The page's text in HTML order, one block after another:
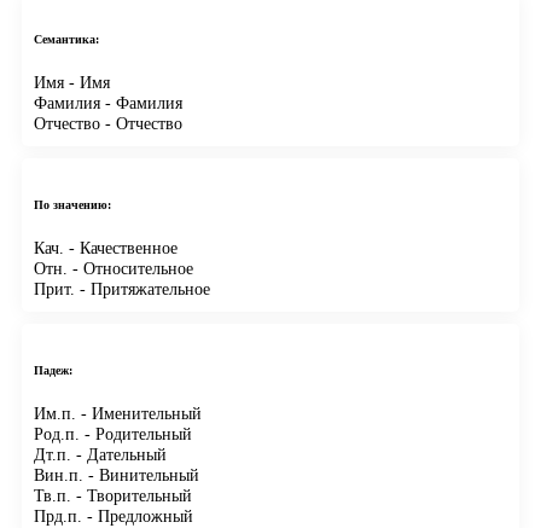
Семантика:
Имя - Имя
Фамилия - Фамилия
Отчество - Отчество
По значению:
Кач. - Качественное
Отн. - Относительное
Прит. - Притяжательное
Падеж:
Им.п. - Именительный
Род.п. - Родительный
Дт.п. - Дательный
Вин.п. - Винительный
Тв.п. - Творительный
Прд.п. - Предложный